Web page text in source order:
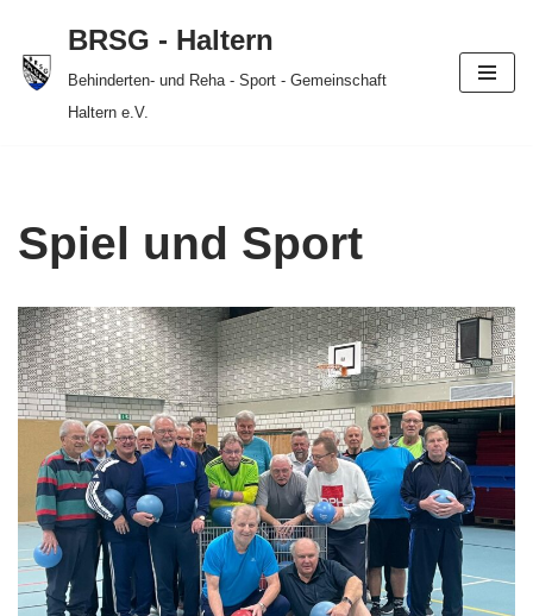
Zum
BRSG - Haltern
Behinderten- und Reha - Sport - Gemeinschaft
Haltern e.V.
Spiel und Sport